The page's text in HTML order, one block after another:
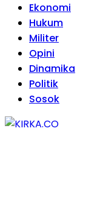
Ekonomi
Hukum
Militer
Opini
Dinamika
Politik
Sosok